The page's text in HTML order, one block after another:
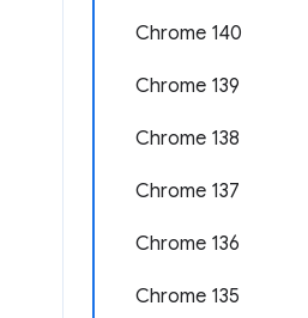
Chrome 140
Chrome 139
Chrome 138
Chrome 137
Chrome 136
Chrome 135